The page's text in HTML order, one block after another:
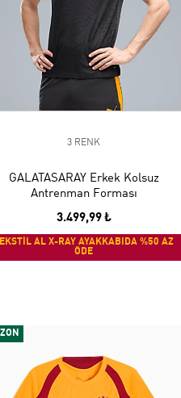
3 RENK
GALATASARAY Erkek Kolsuz
Antrenman Forması
3.499,99 ₺
AL X-RAY AYAKKABIDA %50 AZ
ÖDE